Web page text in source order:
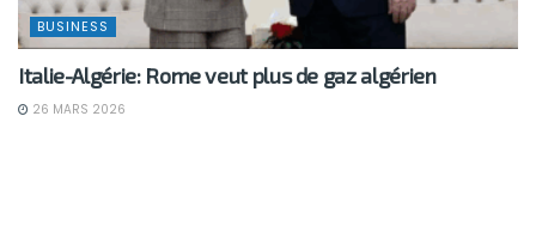
BUSINESS
Italie-Algérie: Rome veut plus de gaz algérien
26 MARS 2026